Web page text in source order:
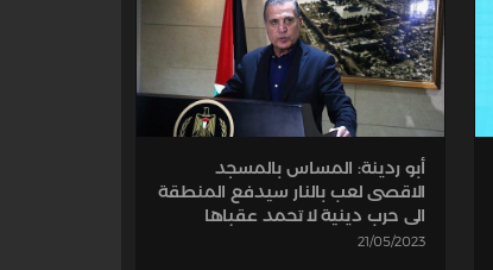
أبو ردينة: المساس بالمسجد
الاقصى لعب بالنار سيدفع المنطقة
الى حرب دينية لا تحمد عقباها
21/05/2023